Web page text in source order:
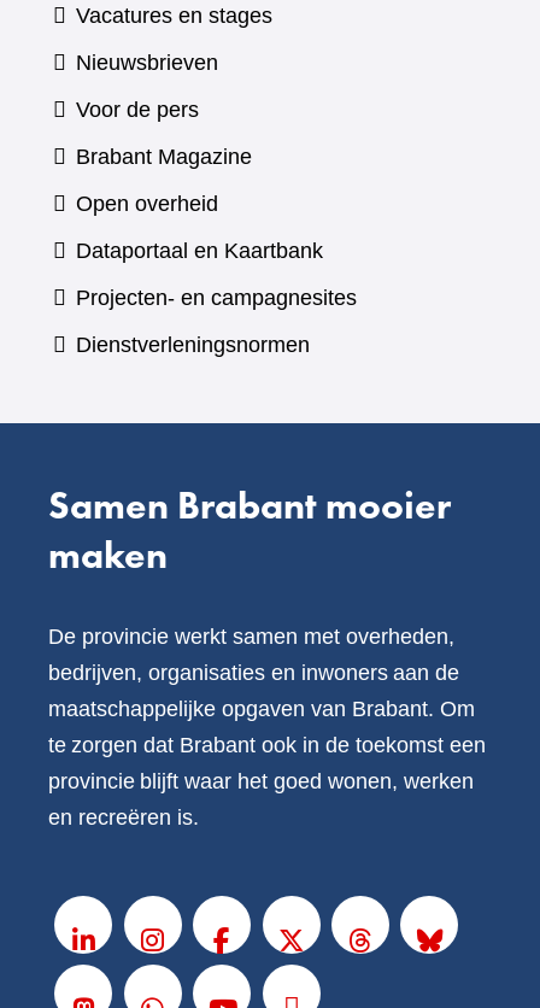
Vacatures en stages
Nieuwsbrieven
Voor de pers
Brabant Magazine(verwijst
andere
website)
Open overheid
Dataportaal en Kaartbank(verwijst
naar
Projecten- en campagnesites
Dienstverleningsnormen
Samen Brabant mooier
maken
De provincie werkt samen met overheden,
bedrijven, organisaties en inwoners aan de
maatschappelijke opgaven van Brabant. Om
te zorgen dat Brabant ook in de toekomst een
provincie blijft waar het goed wonen, werken
en recreëren is.
LinkedInInstagramFacebook
X